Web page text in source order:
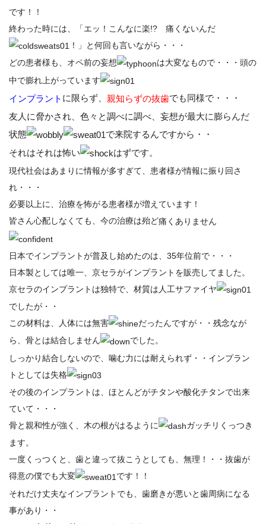
です！！
終わった時には、「エッ！こんなに楽!? 痛くないんだ
！」と何回も言いながら・・・
どの患者様も、オペ前の妄想
は大変なもので・・・頭の
中で膨れ上がっています
インプラント に限らず、 親知らずの抜歯でも同様で・・・
友人に脅かされ、色々と調べに調べ、妄想が最大に膨らんだ
状態
で来院するんですから・・
それはそれは怖い
はずです。
現代社会はあまりに情報が多すぎて、患者様が情報に振り回さ
れ・・・
必要以上に、治療を怖がる患者様が増えています！
皆さん心配しなくても、今の治療は殆ど痛くありません
日本でインプラントが普及し始めたのは、35年位前で・・・
日本製としては唯一、京セラがインプラントを販売してました。
京セラのインプラントは独特で、材質は人工サファイヤ
でしたが・・
この材料は、人体には無害
だったんですが・・残念なが
ら、骨とは結合しません
でした。
しっかり結合しないので、噛む力には耐えられず・・インプラン
トとしては失格
その後のインプラントは、ほとんどがチタンや酸化チタンで出来
ていて・・・
骨と親和性が強く、木の根がはるように
ガッチリくっつき
ます。
一度くっつくと、歯と違って抜こうとしても、無理！・・抜歯が
得意の僕でも大変
です！！
それだけ丈夫なインプラントでも、歯磨きが悪いと歯周病になる
事があり・・